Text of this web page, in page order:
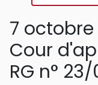
7 octobre
Cour
RG n°